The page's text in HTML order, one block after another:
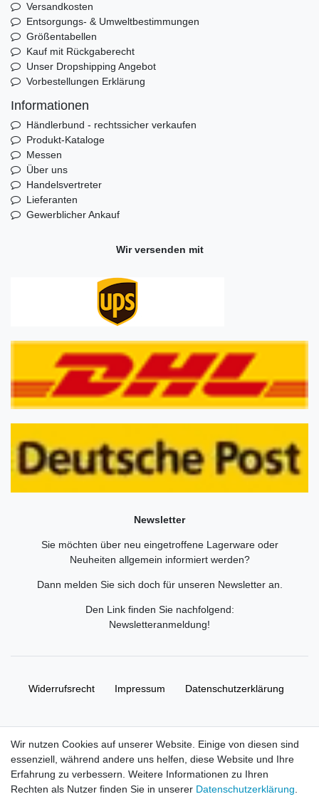
Versandkosten
Entsorgungs- & Umweltbestimmungen
Größentabellen
Kauf mit Rückgaberecht
Unser Dropshipping Angebot
Vorbestellungen Erklärung
Informationen
Händlerbund - rechtssicher verkaufen
Produkt-Kataloge
Messen
Über uns
Handelsvertreter
Lieferanten
Gewerblicher Ankauf
Wir versenden mit
Newsletter
Sie möchten über neu eingetroffene Lagerware oder
Neuheiten allgemein informiert werden?
Dann melden Sie sich doch für unseren Newsletter an.
Den Link finden Sie nachfolgend:
Newsletteranmeldung!
Widerrufs­recht Impressum Daten­schutz­erklärung
© Copyright 2026 | Alle Rechte vorbehalten. HL-
Handelsgesellschaft mbH.
Wir nutzen Cookies auf unserer Website. Einige von diesen sind
essenziell, während andere uns helfen, diese Website und Ihre
Erfahrung zu verbessern. Weitere Informationen zu Ihren
Rechten als Nutzer finden Sie in unserer Daten­schutz­erklärung